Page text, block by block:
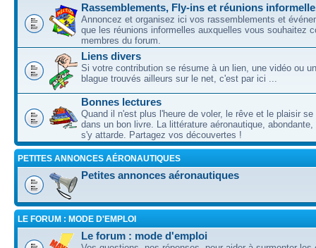
Rassemblements, Fly-ins et réunions
Annoncez et organisez ici vos rassemblements et
que les réunions informelles auxquelles vous souhaitez
membres du forum.
Liens divers
Si votre contribution se résume à un lien, une vidéo ou
blague trouvés ailleurs sur le net, c'est par ici ...
Bonnes lectures
Quand il n'est plus l'heure de voler, le rêve et le plaisir se
dans un bon livre. La littérature aéronautique, abondante,
s'y attarde. Partagez vos découvertes !
PETITES ANNONCES AÉRONAUTIQUES
Petites annonces aéronautiques
LE FORUM : MODE D'EMPLOI
Le forum : mode d'emploi